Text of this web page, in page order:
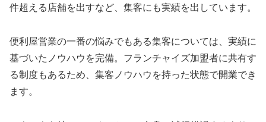
件超える店舗を出すなど、集客にも実績を出しています。
便利屋営業の一番の悩みでもある集客については、実績に
基づいたノウハウを完備。フランチャイズ加盟者に共有す
る制度もあるため、集客ノウハウを持った状態で開業でき
ます。